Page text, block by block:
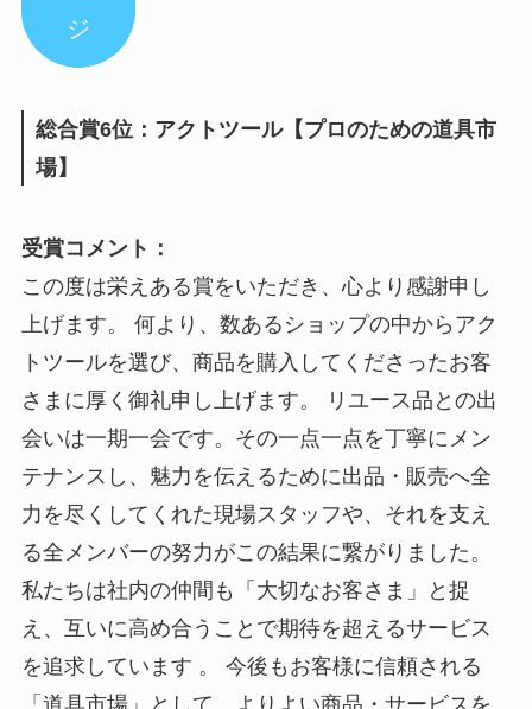
ジ
総合賞6位：アクトツール【プロのための道具市
場】
受賞コメント：
この度は栄えある賞をいただき、心より感謝申し
上げます。 何より、数あるショップの中からアク
トツールを選び、商品を購入してくださったお客
さまに厚く御礼申し上げます。 リユース品との出
会いは一期一会です。その一点一点を丁寧にメン
テナンスし、魅力を伝えるために出品・販売へ全
力を尽くしてくれた現場スタッフや、それを支え
る全メンバーの努力がこの結果に繋がりました。
私たちは社内の仲間も「大切なお客さま」と捉
え、互いに高め合うことで期待を超えるサービス
を追求しています 。 今後もお客様に信頼される